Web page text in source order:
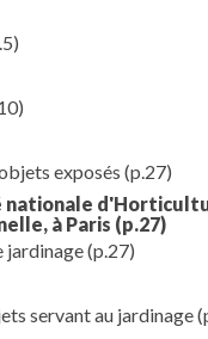
exposés (p.27)
nationale
à Paris (p.27)
jardinage(p.27)
servant au jardinage